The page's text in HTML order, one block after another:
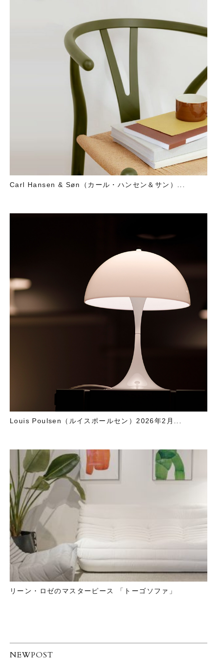
Carl Hansen & Søn（カール・ハンセン＆サン）...
Louis Poulsen（ルイスポールセン）2026年2月...
リーン・ロゼのマスターピース 「トーゴソファ」
NEWPOST